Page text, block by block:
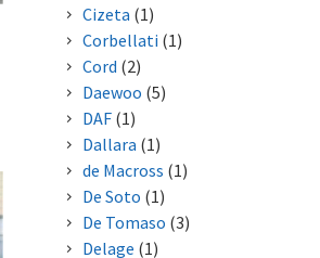
Cizeta (1)
Corbellati (1)
Cord (2)
Daewoo (5)
DAF(1)
Dallara (1)
de Macross (1)
De Soto (1)
De Tomaso (3)
Delage (1)